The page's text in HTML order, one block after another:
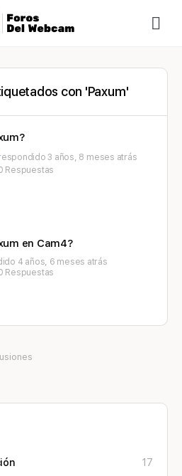
con 'Paxum'
3 años, 8 meses atrás
Respuestas
en Cam4?
4 años, 6 meses atrás
Respuestas
17